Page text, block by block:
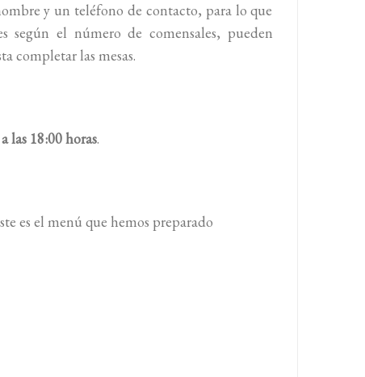
y un teléfono de contacto, para lo que
según el número de comensales, pueden
completar las mesas.
las 18:00 horas.
es el menú que hemos preparado